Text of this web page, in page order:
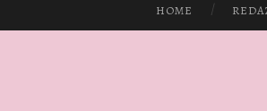
HOME